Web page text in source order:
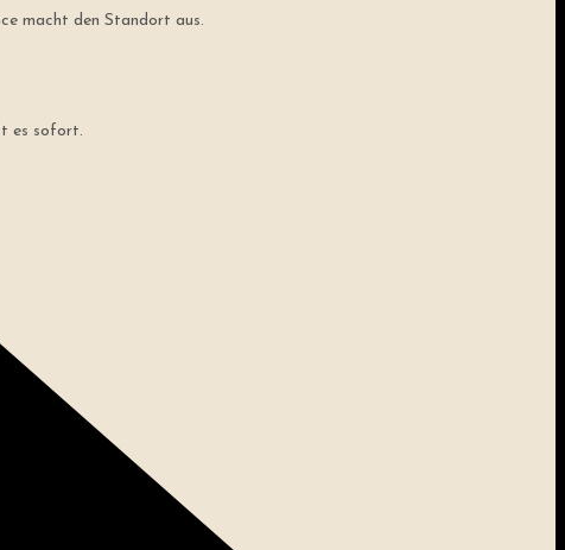
macht den Standort aus.
es sofort.